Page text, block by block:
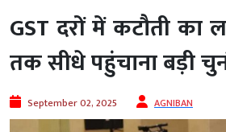
GST दरों में कटौती
तक सीधे पहुंचाना बड़ी
September 02, 2025 AGNIBAN